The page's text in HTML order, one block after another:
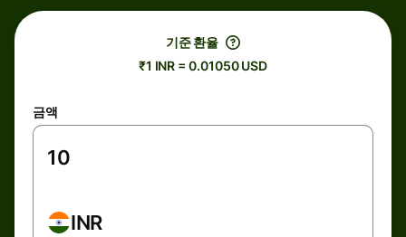
기준 환율
₹1 INR = 0.01050 USD
금액
INR